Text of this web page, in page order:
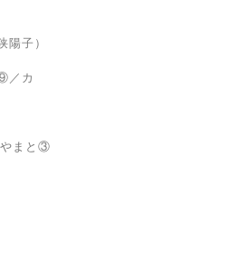
子）
／カ
まと③